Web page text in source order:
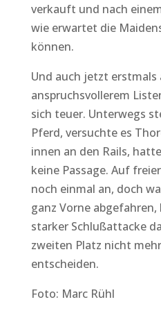
verkauft und nach
wie erwartet die
können.
Und auch jetzt erstmals
anspruchsvollerem
sich teuer. Unterwegs
Pferd, versuchte es
innen an den Rails,
keine Passage. Auf
noch einmal an, doch
ganz Vorne
starker Schlußattacke
zweiten Platz nicht
entscheiden.
Foto: Marc Rühl